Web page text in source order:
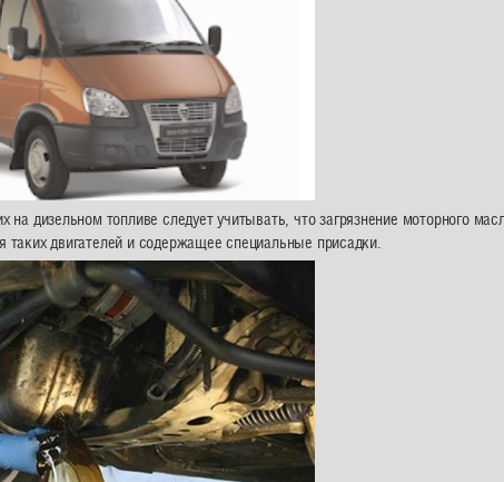
дизельном топливе следует учитывать, что загрязнение моторного
двигателей и содержащее специальные присадки.